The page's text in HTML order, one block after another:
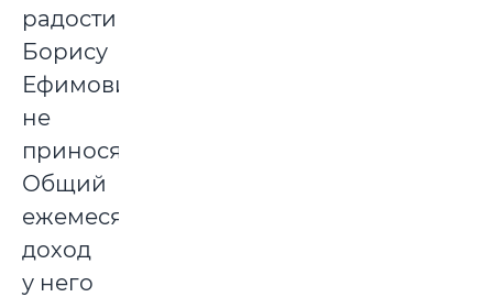
радости
Борису
Ефимовичу
не
приносят.
Общий
ежемесячный
доход
у него